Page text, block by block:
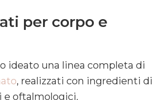
per corpo e
ideato una linea completa di
, realizzati con ingredienti di
oftalmologici.